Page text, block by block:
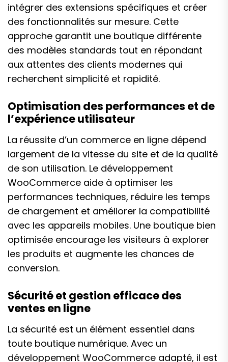
intégrer des extensions spécifiques et créer
des fonctionnalités sur mesure. Cette
approche garantit une boutique différente
des modèles standards tout en répondant
aux attentes des clients modernes qui
recherchent simplicité et rapidité.
Optimisation des performances et de
l’expérience utilisateur
La réussite d’un commerce en ligne dépend
largement de la vitesse du site et de la qualité
de son utilisation. Le développement
WooCommerce aide à optimiser les
performances techniques, réduire les temps
de chargement et améliorer la compatibilité
avec les appareils mobiles. Une boutique bien
optimisée encourage les visiteurs à explorer
les produits et augmente les chances de
conversion.
Sécurité et gestion efficace des
ventes en ligne
La sécurité est un élément essentiel dans
toute boutique numérique. Avec un
développement WooCommerce adapté, il est